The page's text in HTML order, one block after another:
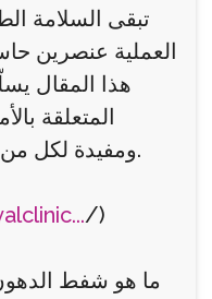
تبقى السلامة
العملية عنصرين
هذا المقال
المتعلقة
ومفيدة لكل من يفكر في اتخاذ هذه الخطوة.
/)
ما هو شفط